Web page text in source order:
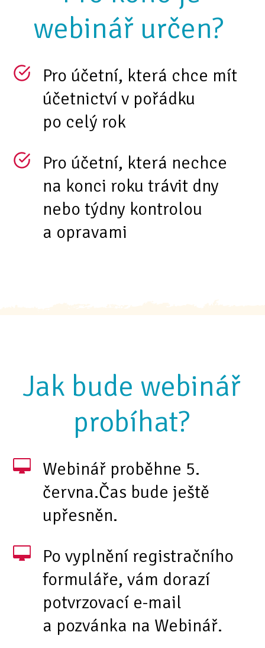
webinář určen?
Pro účetní, která chce mít
účetnictví v pořádku
po celý rok
Pro účetní, která nechce
na konci roku trávit dny
nebo týdny kontrolou
a opravami
Jak bude webinář
probíhat?
Webinář proběhne 5.
června.Čas bude ještě
upřesněn.
Po vyplnění registračního
formuláře, vám dorazí
potvrzovací e-mail
a pozvánka na Webinář.